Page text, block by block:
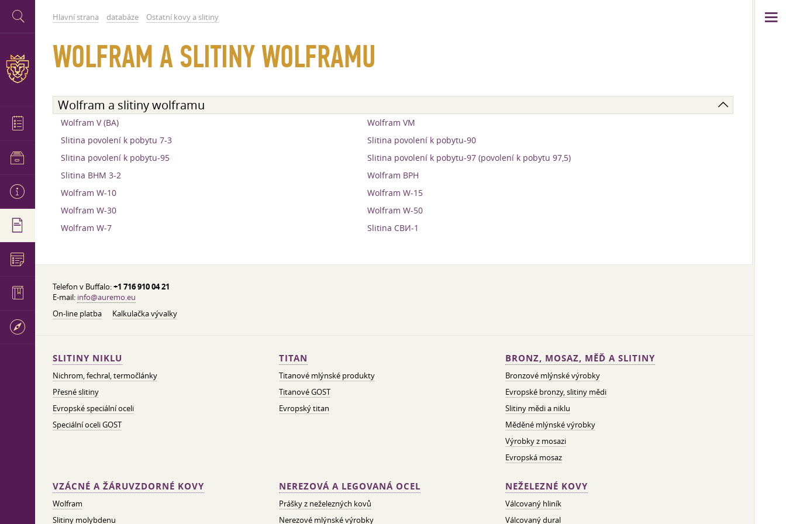
Hlavní strana databáze Ostatní kovy a slitiny
WOLFRAM A SLITINY WOLFRAMU
Wolfram a slitiny wolframu
Wolfram V (BA)
Wolfram VM
Slitina povolení k pobytu 7-3
Slitina povolení k pobytu-90
Slitina povolení k pobytu-95
Slitina povolení k pobytu-97 (povolení k pobytu 97,5)
Slitina ВНМ 3-2
Wolfram ВРН
Wolfram W-10
Wolfram W-15
Wolfram W-30
Wolfram W-50
Wolfram W-7
Slitina СВИ-1
Telefon v Buffalo:+1 716 910 04 21
E-mail: info@auremo.eu
On-line platba
Kalkulačka vývalky
SLITINY NIKLU
Nichrom, fechral, termočlánky
Přesné slitiny
Evropské speciální oceli
Speciální oceli GOST
TITAN
Titanové mlýnské produkty
Titanové GOST
Evropský titan
BRONZ, MOSAZ, MĚĎ A SLITINY
Bronzové mlýnské výrobky
Evropské bronzy, slitiny mědi
Slitiny mědi a niklu
Měděné mlýnské výrobky
Výrobky z mosazi
Evropská mosaz
VZÁCNÉ A ŽÁRUVZDORNÉ KOVY
Wolfram
Slitiny molybdenu
NEREZOVÁ A LEGOVANÁ OCEL
Prášky z neželezných kovů
Nerezové mlýnské výrobky
NEŽELEZNÉ KOVY
Válcovaný hliník
Válcovaný dural